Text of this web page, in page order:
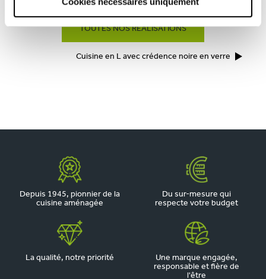
TOUTES NOS RÉALISATIONS
Cuisine en L avec crédence noire en verre
Depuis 1945, pionnier de la
cuisine aménagée
Du sur-mesure qui
respecte votre budget
La qualité, notre priorité
Une marque engagée,
responsable et fière de
l'être